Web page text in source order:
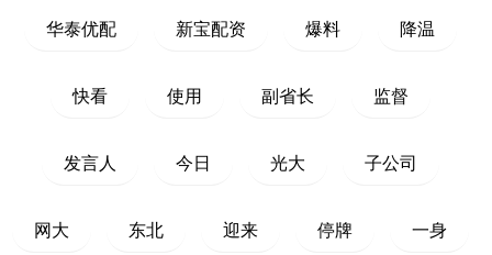
华泰优配 新宝配资 爆料 降温
快看 使用 副省长 监督
发言人 今日 光大 子公司
网大 东北 迎来 停牌 一身